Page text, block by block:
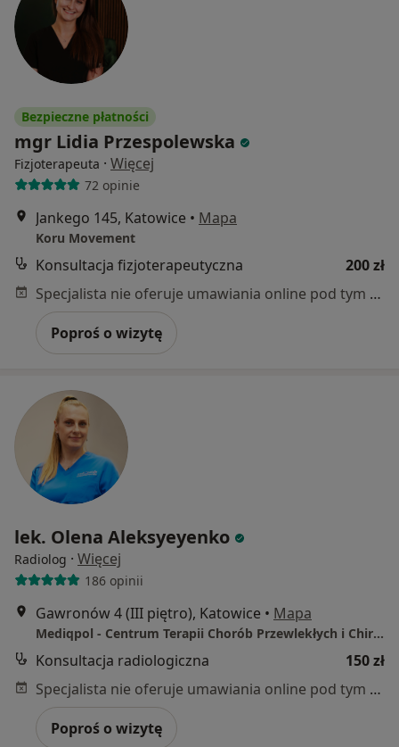
Bezpieczne płatności
mgr Lidia Przespolewska
Fizjoterapeuta · Więcej
72 opinie
Jankego 145, Katowice • Mapa
Koru Movement
Konsultacja fizjoterapeutyczna
200 zł
Specjalista nie oferuje umawiania online pod tym adresem.
Poproś o wizytę
lek. Olena Aleksyeyenko
Radiolog · Więcej
186 opinii
Gawronów 4 (III piętro), Katowice • Mapa
Mediqpol - Centrum Terapii Chorób Przewlekłych i Chirurgii Wielospecjalistycznej
Konsultacja radiologiczna
150 zł
Specjalista nie oferuje umawiania online pod tym adresem.
Poproś o wizytę